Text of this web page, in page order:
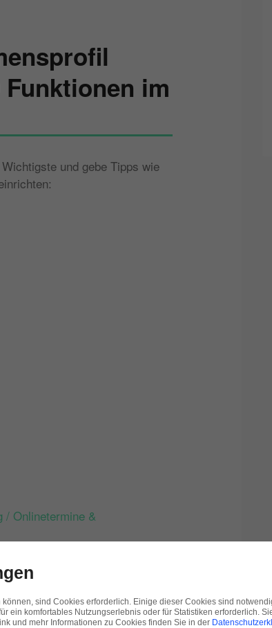
im
und gebe Tipps wie
/ Onlinetermine &
Google Unternehmensprofils
sind Cookies erforderlich. Einige dieser Cookies sind
ein komfortables Nutzungserlebnis oder für Statistiken erforderlich.
und mehr Informationen zu Cookies finden Sie in der